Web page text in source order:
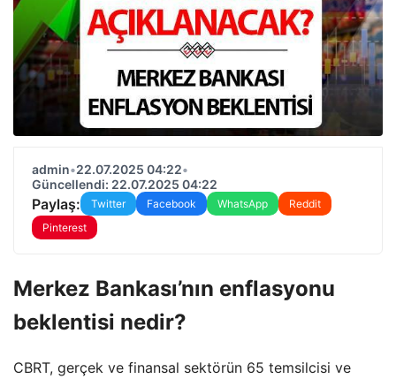
admin•22.07.2025 04:22•
Güncellendi: 22.07.2025 04:22
Paylaş: Twitter Facebook WhatsApp
Reddit
Pinterest
Merkez Bankası’nın enflasyonu
beklentisi nedir?
CBRT, gerçek ve finansal sektörün 65 temsilcisi ve